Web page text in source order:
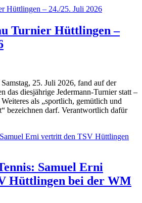
Turnier Hüttlingen –
25. Juli 2026, fand auf der
das diesjährige Jedermann-Turnier statt –
als „sportlich, gemütlich und
bezeichnen darf. Verantwortlich dafür
Samuel Erni
Hüttlingen bei der WM